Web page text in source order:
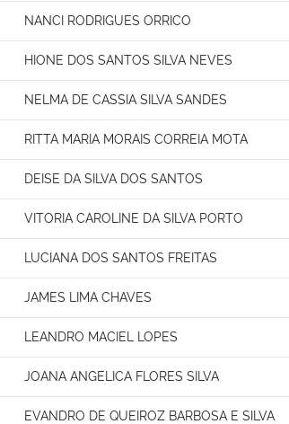
NANCI RODRIGUES ORRICO
HIONE DOS SANTOS SILVA NEVES
NELMA DE CASSIA SILVA SANDES
RITTA MARIA MORAIS CORREIA MOTA
DEISE DA SILVA DOS SANTOS
VITORIA CAROLINE DA SILVA PORTO
LUCIANA DOS SANTOS FREITAS
JAMES LIMA CHAVES
LEANDRO MACIEL LOPES
JOANA ANGELICA FLORES SILVA
EVANDRO DE QUEIROZ BARBOSA E SILVA